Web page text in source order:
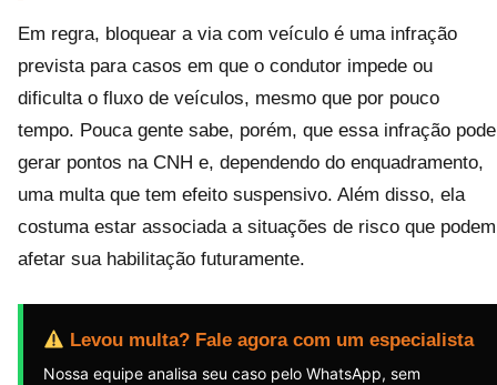
Em regra, bloquear a via com veículo é uma infração
prevista para casos em que o condutor impede ou
dificulta o fluxo de veículos, mesmo que por pouco
tempo. Pouca gente sabe, porém, que essa infração pode
gerar pontos na CNH e, dependendo do enquadramento,
uma multa que tem efeito suspensivo. Além disso, ela
costuma estar associada a situações de risco que podem
afetar sua habilitação futuramente.
Levou multa? Fale agora com um especialista
Nossa equipe analisa seu caso pelo WhatsApp, sem